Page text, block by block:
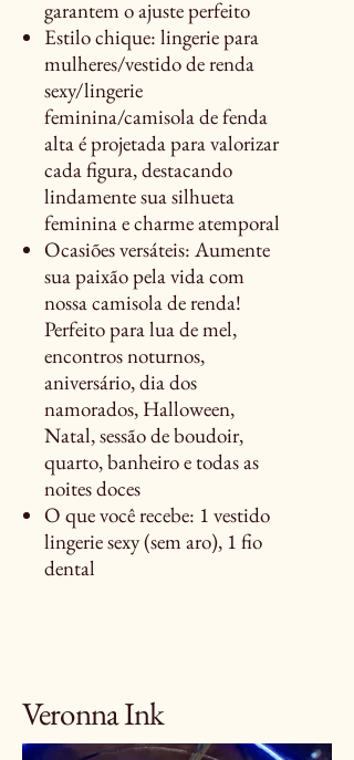
garantem o ajuste perfeito
Estilo chique: lingerie para
mulheres/vestido de renda
sexy/lingerie
feminina/camisola de fenda
alta é projetada para valorizar
cada figura, destacando
lindamente sua silhueta
feminina e charme atemporal
Ocasiões versáteis: Aumente
sua paixão pela vida com
nossa camisola de renda!
Perfeito para lua de mel,
encontros noturnos,
aniversário, dia dos
namorados, Halloween,
Natal, sessão de boudoir,
quarto, banheiro e todas as
noites doces
O que você recebe: 1 vestido
lingerie sexy (sem aro), 1 fio
dental
Veronna Ink